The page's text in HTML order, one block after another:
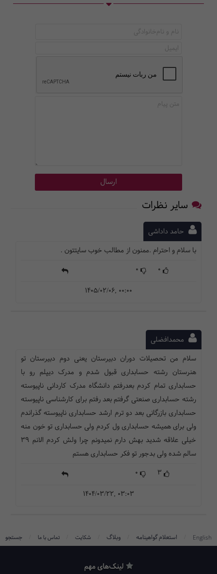
سایر نظرات
حامد داداشی
با سلام و احترام .ممنون از مطالب خوب سایتتون .
0
0
1405/02/06, 00:00
محمدافضلی
سلام من تحصیلات دوران دبیرستان یعنی دوم دبیرستان تو
هنرستان رشته حسابداری قبول شدم و مدرک دیپلم رو با
حسابداری تمام کردم بعدرفتم دانشگاه مدرک کاردانی ناپیوسته
رشته حسابداری صنعتی گرفتم بعد رفتم برای کارشناسی ناپیوسته
حسابداری بازرگانی بعد دو ترم ارشد حسابداری ناپیوسته گذراندم
ولی برای همیشه حسابداری ول کردم ولی حسابداری تو خون منه
خیلی علاقه شدید بهش دارم نمیدونم چرا ولش کردم الانم ۳۹
سالم شده ولی بدجور تو فکر حسابداری هستم
1404/03/22, 03:03
English استعلام گواهینامه وبلاگ شکایت تماس با ما جستجو
لینک‌های مهم